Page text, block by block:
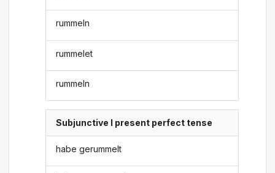
rummeln
rummelet
rummeln
Subjunctive I present perfect tense
habe gerummelt